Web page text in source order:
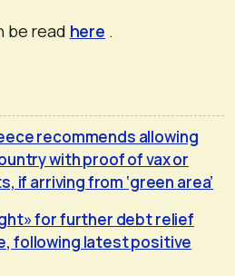
be read here .
recommends allowing
with proof of vax or
if arriving from ‘green area’
for further debt relief
following latest positive